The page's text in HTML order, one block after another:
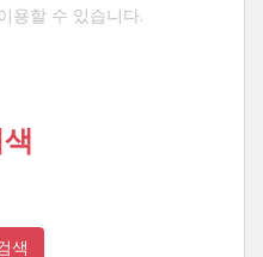
용할 수 있습니다.